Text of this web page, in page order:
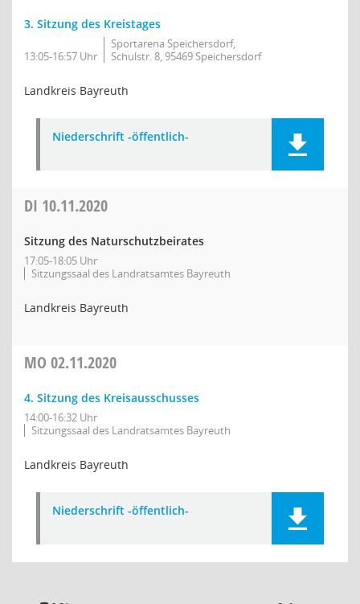
3. Sitzung des Kreistages
13:05-16:57 Uhr
Sportarena Speichersdorf,
Schulstr. 8, 95469 Speichersdorf
Landkreis Bayreuth
Niederschrift -öffentlich-
DI 10.11.2020
Sitzung des Naturschutzbeirates
17:05-18:05 Uhr
Sitzungssaal des Landratsamtes Bayreuth
Landkreis Bayreuth
MO 02.11.2020
4. Sitzung des Kreisausschusses
14:00-16:32 Uhr
Sitzungssaal des Landratsamtes Bayreuth
Landkreis Bayreuth
Niederschrift -öffentlich-